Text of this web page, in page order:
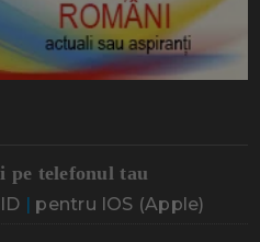
pe telefonul tau
| pentru IOS (Apple)